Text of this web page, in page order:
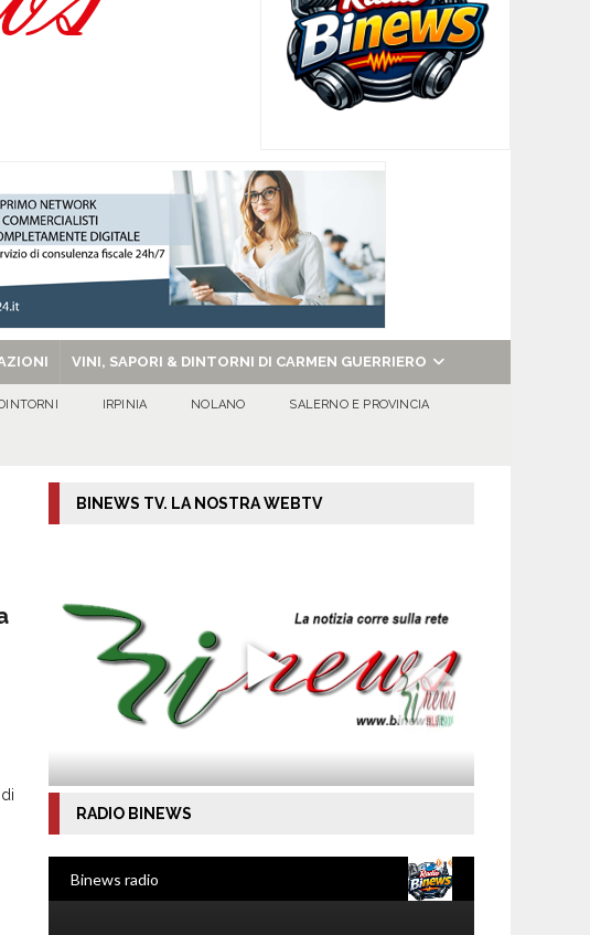
VINI, SAPORI & DINTORNI DI CARMEN GUERRIERO
IRPINIA NOLANO SALERNO E PROVINCIA
BINEWS TV. LA NOSTRA WEBTV
RADIO BINEWS